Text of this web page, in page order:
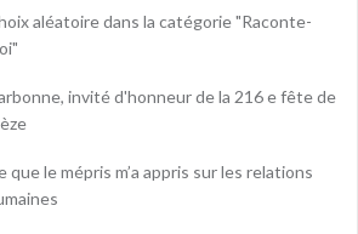
aléatoire dans la catégorie "Raconte-
invité d'honneur de la 216 e fête de
que le mépris m’a appris sur les relations